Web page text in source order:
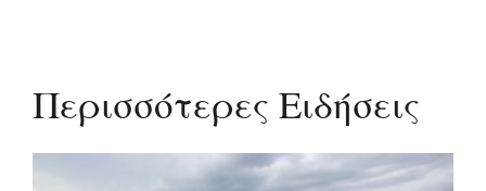
Περισσότερες Ειδήσεις